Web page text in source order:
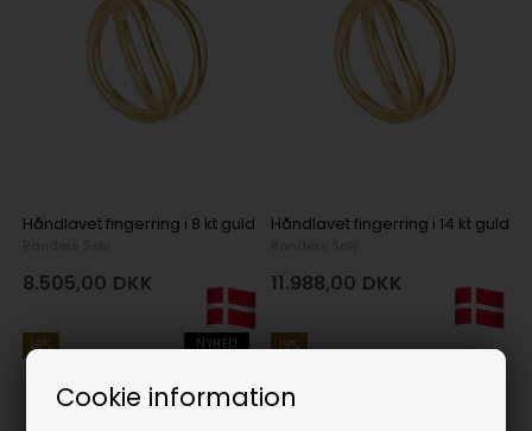
Cookie information
Håndlavet fingerring i 8 kt guld
8.505,00 DKK
Håndlavet fingerring i 14 kt guld
11.988,00 DKK
NYHED
19% 19%